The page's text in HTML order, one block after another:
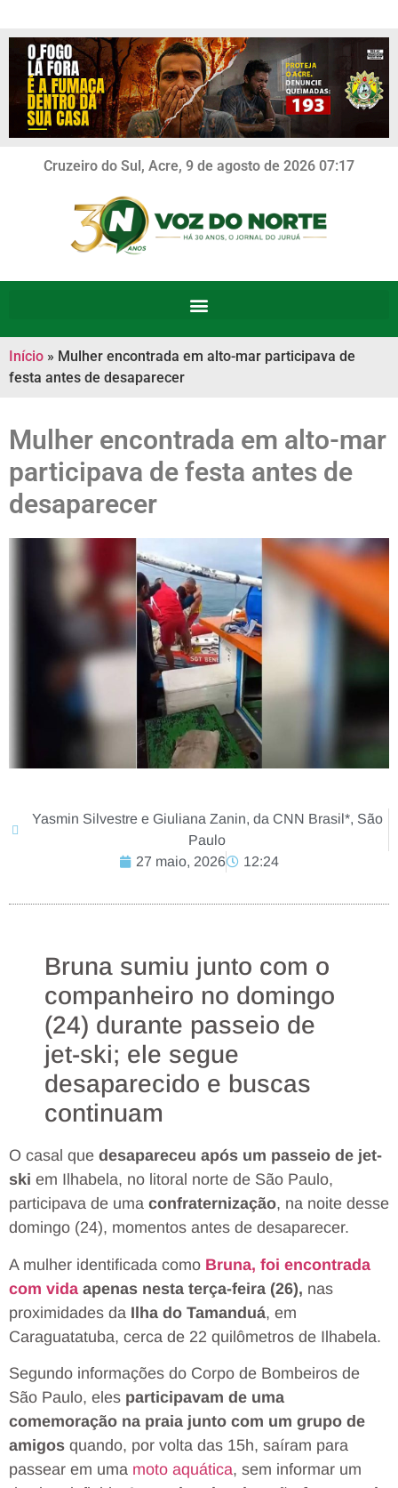
Cruzeiro do Sul, Acre, 9 de agosto de 2026 07:17
Início » Mulher encontrada em alto-mar participava de
festa antes de desaparecer
Mulher encontrada em alto-mar
participava de festa antes de
desaparecer
Yasmin Silvestre e Giuliana Zanin, da CNN Brasil*, São
Paulo
27 maio, 2026
12:24
Bruna sumiu junto com o
companheiro no domingo
(24) durante passeio de
jet-ski; ele segue
desaparecido e buscas
continuam
O casal que desapareceu após um passeio de jet-
ski em Ilhabela, no litoral norte de São Paulo,
participava de uma confraternização, na noite desse
domingo (24), momentos antes de desaparecer.
A mulher identificada como Bruna, foi encontrada
com vida apenas nesta terça-feira (26), nas
proximidades da Ilha do Tamanduá, em
Caraguatatuba, cerca de 22 quilômetros de Ilhabela.
Segundo informações do Corpo de Bombeiros de
São Paulo, eles participavam de uma
comemoração na praia junto com um grupo de
amigos quando, por volta das 15h, saíram para
passear em uma moto aquática, sem informar um